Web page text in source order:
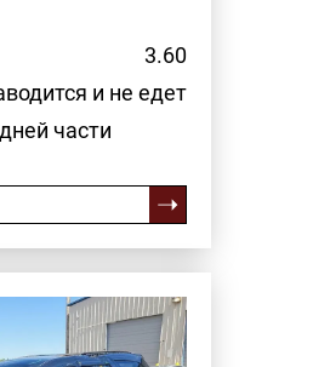
3.60
и не едет
части